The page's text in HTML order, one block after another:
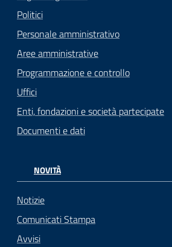
Politici
Personale amministrativo
Aree amministrative
Programmazione e controllo
Uffici
Enti, fondazioni e società partecipate
Documenti e dati
NOVITÀ
Notizie
Comunicati Stampa
Avvisi